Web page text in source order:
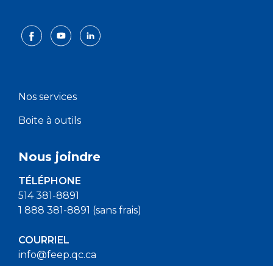
Nos services
Boite à outils
Nous joindre
TÉLÉPHONE
514 381-8891
1 888 381-8891 (sans frais)
COURRIEL
info@feep.qc.ca